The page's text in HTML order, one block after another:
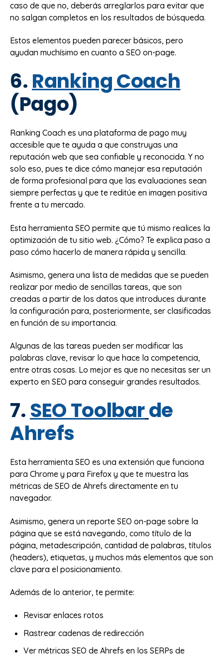
caso de que no, deberás arreglarlos para evitar que
no salgan completos en los resultados de búsqueda.
Estos elementos pueden parecer básicos, pero
ayudan muchísimo en cuanto a SEO on-page.
6. Ranking Coach
(Pago)
Ranking Coach es una plataforma de pago muy
accesible que te ayuda a que construyas una
reputación web que sea confiable y reconocida. Y no
solo eso, pues te dice cómo manejar esa reputación
de forma profesional para que las evaluaciones sean
siempre perfectas y que te reditúe en imagen positiva
frente a tu mercado.
Esta herramienta SEO permite que tú mismo realices la
optimización de tu sitio web. ¿Cómo? Te explica paso a
paso cómo hacerlo de manera rápida y sencilla.
Asimismo, genera una lista de medidas que se pueden
realizar por medio de sencillas tareas, que son
creadas a partir de los datos que introduces durante
la configuración para, posteriormente, ser clasificadas
en función de su importancia.
Algunas de las tareas pueden ser modificar las
palabras clave, revisar lo que hace la competencia,
entre otras cosas. Lo mejor es que no necesitas ser un
experto en SEO para conseguir grandes resultados.
7. SEO Toolbarde
Ahrefs
Esta herramienta SEO es una extensión que funciona
para Chrome y para Firefox y que te muestra las
métricas de SEO de Ahrefs directamente en tu
navegador.
Asimismo, genera un reporte SEO on-page sobre la
página que se está navegando, como título de la
página, metadescripción, cantidad de palabras, títulos
(headers), etiquetas, y muchos más elementos que son
clave para el posicionamiento.
Además de lo anterior, te permite:
Revisar enlaces rotos
Rastrear cadenas de redirección
Ver métricas SEO de Ahrefs en los SERPs de